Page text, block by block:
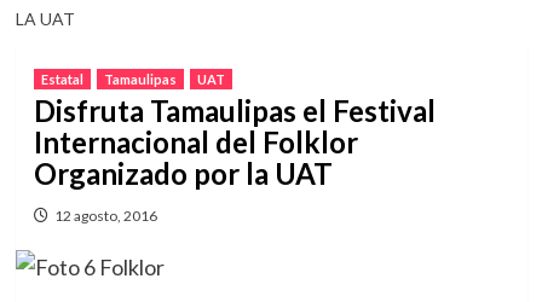
LA UAT
Estatal Tamaulipas UAT
Disfruta Tamaulipas el Festival
Internacional del Folklor
Organizado por la UAT
12 agosto, 2016